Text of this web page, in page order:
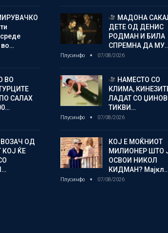
во…
ВО
САЛАХ
ВОЗАЧ ОД
КОЈ ЌЕ
МАДОНА
ДЕТЕ ОД ДЕНИС
РОДМАН И БИЛА
СПРЕМНА ДА
Плусинфо 07/08/2026
НАМЕСТО СО
КЛИМА,
ЛАДАТ СО
ТИКВИ…
Плусинфо 07/08/2026
КОЈ Е МОЌНИОТ
МИЛИОНЕР ШТО
ОСВОИ НИКОЛ
КИДМАН? Мајкл…
Плусинфо 07/08/2026